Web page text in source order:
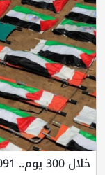
خلال 300 يوم.. 4091 خرقا إسرائيليا لاتفا...